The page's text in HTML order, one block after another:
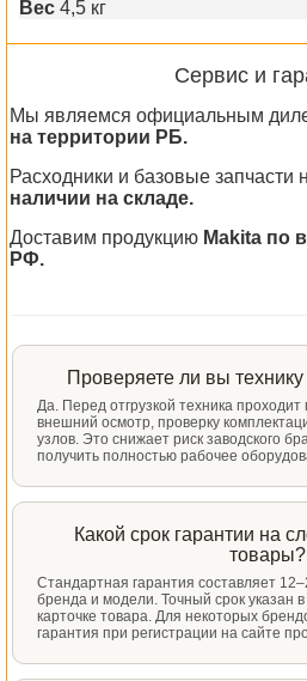
Вес 4,5 кг
Сервис и
Мы являемся официальным
на территории РБ.
Расходники и базовые запчасти
наличии на складе.
Доставим продукцию Makita по
РФ.
Проверяете ли вы
Да. Перед отгрузкой техника
внешний осмотр, проверку
узлов. Это снижает риск заводского
получить полностью рабочее
Какой срок гарантии на
товары?
Стандартная гарантия составляет
бренда и модели. Точный срок указан
карточке товара. Для некоторых
гарантия при регистрации на сайте